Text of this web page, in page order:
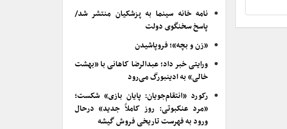
نامه خانه سینما به پزشکیان منتشر شد/
پاسخ سخنگوی دولت
«زن و بچه»؛ فروپاشیدن
ورایتی خبر داد؛ عبدالرضا کاهانی با «بهشت
خالی» به ادینبورگ می‌رود
رکورد «انتقام‌جویان: پایان بازی» شکست؛
«مرد عنکبوتی: روز کاملاً جدید» درحال
ورود به فهرست تاریخی فروش گیشه